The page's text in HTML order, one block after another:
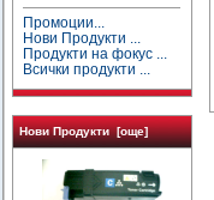
Промоции...
Нови Продукти ...
Продукти на фокус ...
Всички продукти ...
Нови Продукти [още]